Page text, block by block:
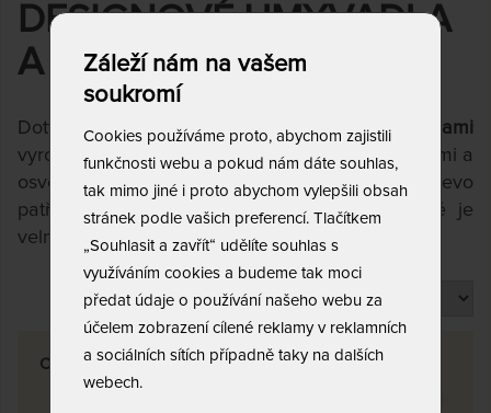
DESIGNOVÉ UMYVADLA
A VANY
Dotvořte si svůj interiér umyvadly a vanami
vyrobenými z kvalitního jádrového teaku tradičními a
osvědčenými truhlářskými postupy. Teakové dřevo
patří mezi jedno z nejkvalitnějších a ve světě je
velmi žádané.
Produktů na stránku
Cena
Záleží nám na vašem
soukromí
Cookies používáme proto, abychom zajistili
funkčnosti webu a pokud nám dáte souhlas,
tak mimo jiné i proto abychom vylepšili obsah
stránek podle vašich preferencí. Tlačítkem
„Souhlasit a zavřít“ udělíte souhlas s
využíváním cookies a budeme tak moci
předat údaje o používání našeho webu za
účelem zobrazení cílené reklamy v reklamních
a sociálních sítích případně taky na dalších
webech.